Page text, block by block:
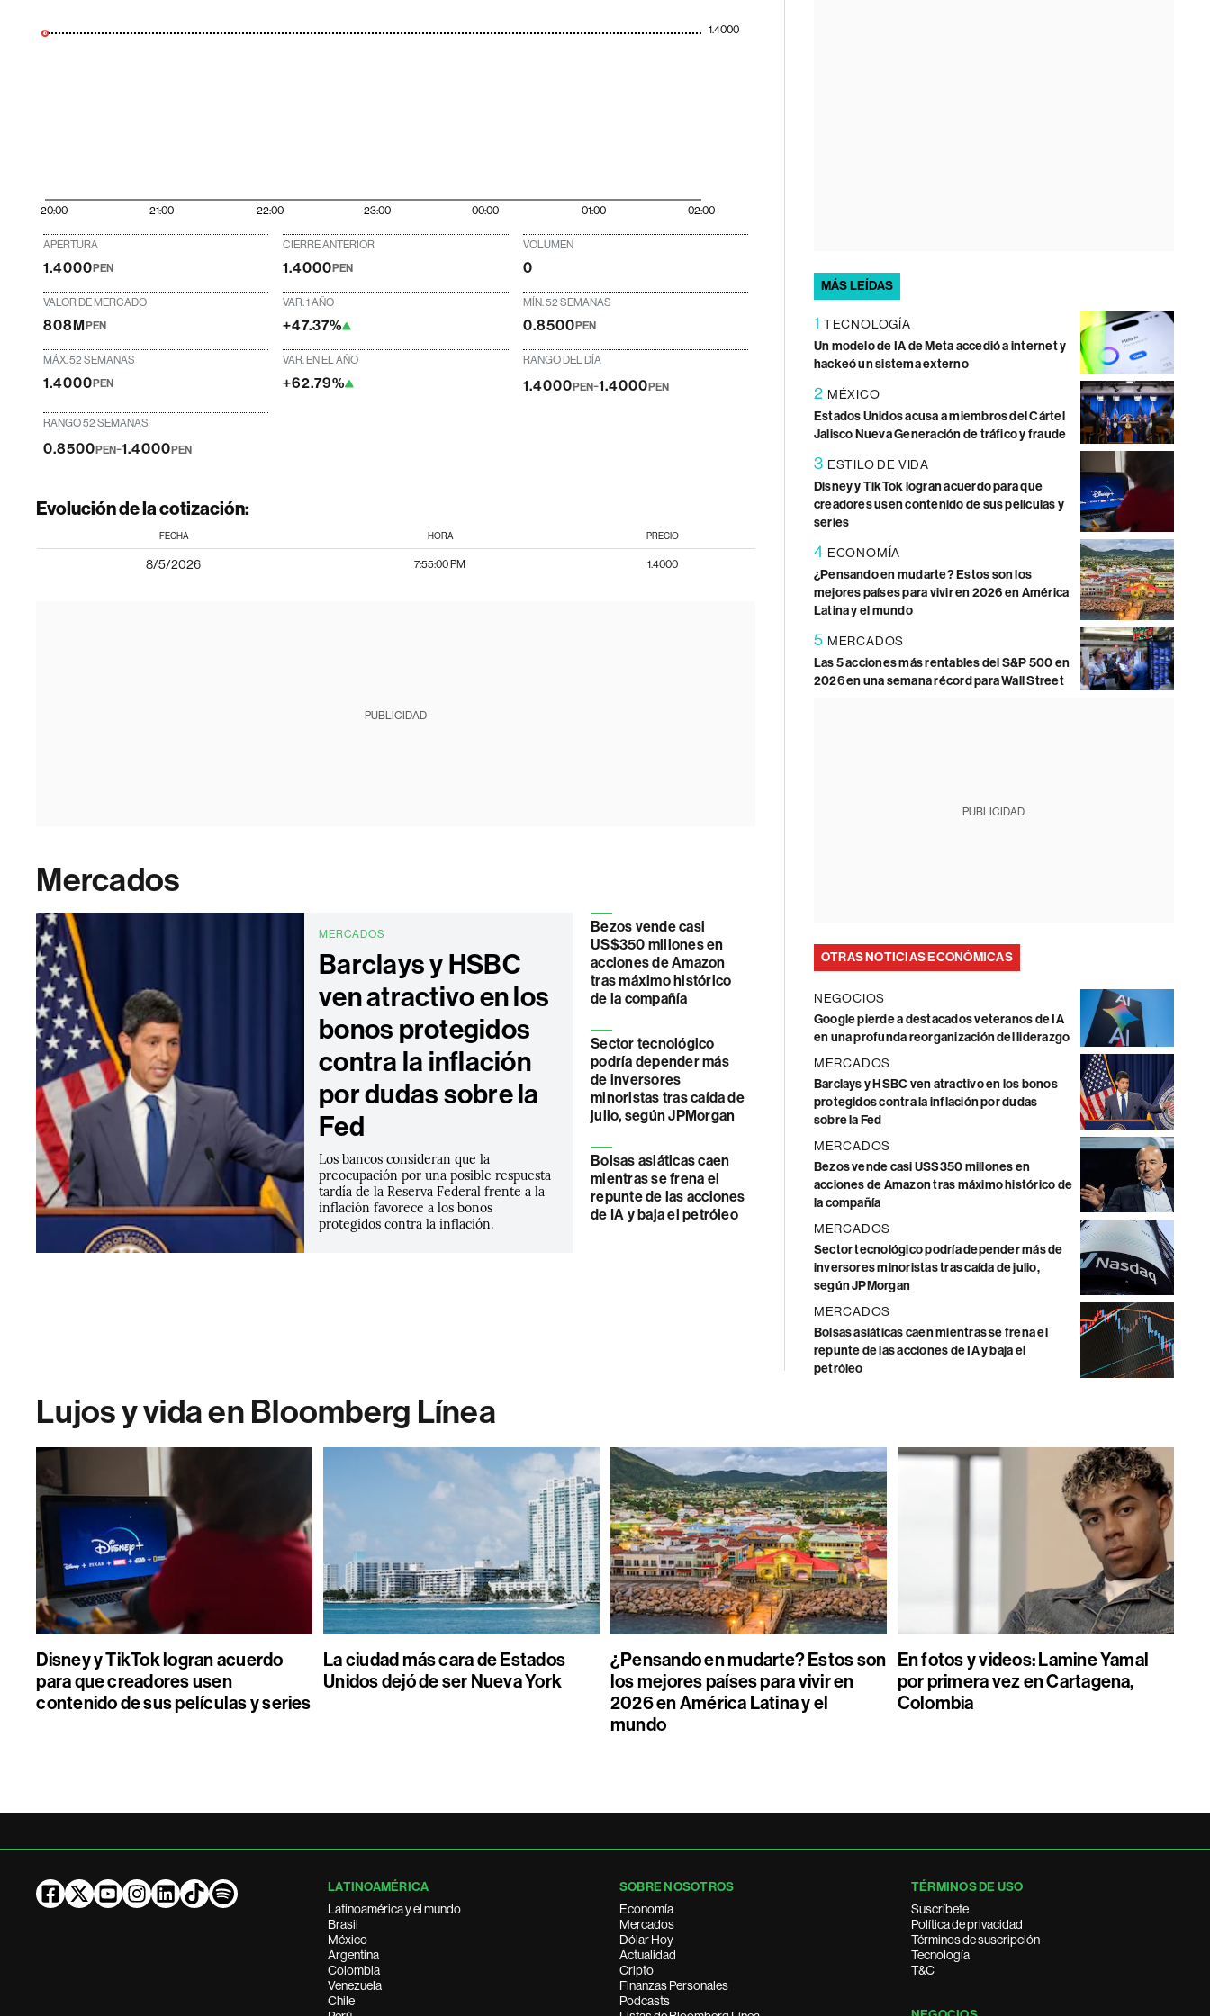
20:00 21:00 22:00 23:00 00:00 01:00 02:00
1.4000
APERTURA
1.4000PEN
CIERRE ANTERIOR
1.4000PEN
VOLUMEN
0
VALOR DE MERCADO
808MPEN
VAR. 1 AÑO
+47.37%
MÍN. 52 SEMANAS
0.8500PEN
MÁX. 52 SEMANAS
1.4000PEN
VAR. EN EL AÑO
+62.79%
RANGO DEL DÍA
1.4000 PEN-1.4000 PEN
RANGO 52 SEMANAS
0.8500PEN-1.4000PEN
Evolución de la cotización:
FECHA HORA PRECIO
8/5/2026 7:55:00 PM 1.4000
PUBLICIDAD
Mercados
MERCADOS
Barclays y HSBC
ven atractivo en los
bonos protegidos
contra la inflación
por dudas sobre la
Fed
Los bancos consideran que la
preocupación por una posible respuesta
tardía de la Reserva Federal frente a la
inflación favorece a los bonos
protegidos contra la inflación.
Bezos vende casi
US$350 millones en
acciones de Amazon
tras máximo histórico
de la compañía
Sector tecnológico
podría depender más
de inversores
minoristas tras caída de
julio, según JPMorgan
Bolsas asiáticas caen
mientras se frena el
repunte de las acciones
de IA y baja el petróleo
MÁS LEÍDAS
1 TECNOLOGÍA
Un modelo de IA de Meta accedió a internet y
hackeó un sistema externo
2 MÉXICO
Estados Unidos acusa a miembros del Cártel
Jalisco Nueva Generación de tráfico y fraude
3 ESTILO DE VIDA
Disney y TikTok logran acuerdo para que
creadores usen contenido de sus películas y
series
4 ECONOMÍA
¿Pensando en mudarte? Estos son los
mejores países para vivir en 2026 en América
Latina y el mundo
5 MERCADOS
Las 5 acciones más rentables del S&P 500 en
2026 en una semana récord para Wall Street
PUBLICIDAD
OTRAS NOTICIAS ECONÓMICAS
NEGOCIOS
Google pierde a destacados veteranos de IA
en una profunda reorganización del liderazgo
MERCADOS
Barclays y HSBC ven atractivo en los bonos
protegidos contra la inflación por dudas
sobre la Fed
MERCADOS
Bezos vende casi US$350 millones en
acciones de Amazon tras máximo histórico de
la compañía
MERCADOS
Sector tecnológico podría depender más de
inversores minoristas tras caída de julio,
según JPMorgan
MERCADOS
Bolsas asiáticas caen mientras se frena el
repunte de las acciones de IA y baja el
petróleo
Lujos y vida en Bloomberg Línea
Disney y TikTok logran acuerdo
para que creadores usen
contenido de sus películas y series
La ciudad más cara de Estados
Unidos dejó de ser Nueva York
¿Pensando en mudarte? Estos son
los mejores países para vivir en
2026 en América Latina y el
mundo
En fotos y videos: Lamine Yamal
por primera vez en Cartagena,
Colombia
LATINOAMÉRICA
Latinoamérica y el mundo
Brasil
México
Argentina
Colombia
Venezuela
Chile
SOBRE NOSOTROS
Economía
Mercados
Dólar Hoy
Actualidad
Cripto
Finanzas Personales
Podcasts
TÉRMINOS DE USO
Suscríbete
Política de privacidad
Términos de suscripción
Tecnología
T&C